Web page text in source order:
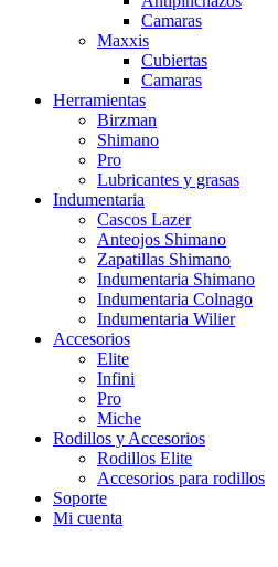
Camaras
Maxxis
Cubiertas
Camaras
Herramientas
Birzman
Shimano
Pro
Lubricantes y grasas
Indumentaria
Cascos Lazer
Anteojos Shimano
Zapatillas Shimano
Indumentaria Shimano
Indumentaria Colnago
Indumentaria Wilier
Accesorios
Elite
Infini
Pro
Miche
Rodillos y Accesorios
Rodillos Elite
Accesorios para rodillos
Soporte
Mi cuenta